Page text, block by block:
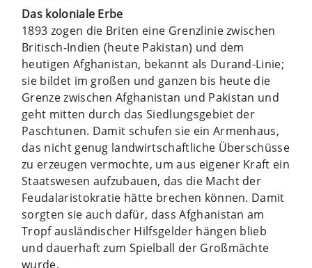
Das koloniale Erbe
1893 zogen die Briten eine Grenzlinie zwischen
Britisch-Indien (heute Pakistan) und dem
heutigen Afghanistan, bekannt als Durand-Linie;
sie bildet im großen und ganzen bis heute die
Grenze zwischen Afghanistan und Pakistan und
geht mitten durch das Siedlungsgebiet der
Paschtunen. Damit schufen sie ein Armenhaus,
das nicht genug landwirtschaftliche Überschüsse
zu erzeugen vermochte, um aus eigener Kraft ein
Staatswesen aufzubauen, das die Macht der
Feudalaristokratie hätte brechen können. Damit
sorgten sie auch dafür, dass Afgha­nistan am
Tropf ausländischer Hilfsgelder hängen blieb
und dauerhaft zum Spielball der Großmächte
wurde.